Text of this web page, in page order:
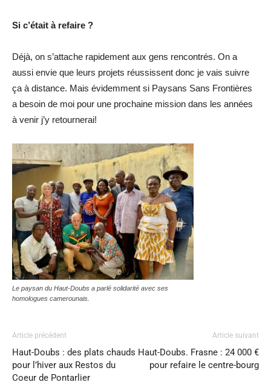
Si c’était à refaire ?
Déjà, on s’attache rapidement aux gens rencontrés. On a
aussi envie que leurs projets réussissent donc je vais suivre
ça à distance. Mais évidemment si Paysans Sans Frontières
a besoin de moi pour une prochaine mission dans les années
à venir j’y retournerai!
Le paysan du Haut-Doubs a parlé solidarité avec ses
homologues camerounais.
Article précédent
Haut-Doubs : des plats chauds
pour l’hiver aux Restos du
Coeur de Pontarlier
Article suivant
Haut-Doubs. Frasne : 24 000 €
pour refaire le centre-bourg